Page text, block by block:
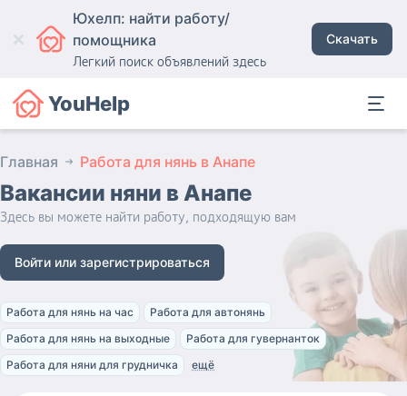
Юхелп: найти работу/
помощника
Легкий поиск объявлений здесь
Скачать
YouHelp
Главная Работа для нянь в Анапе
Вакансии няни в Анапе
Здесь вы можете найти работу, подходящую вам
Войти или зарегистрироваться
Работа для нянь на час
Работа для автонянь
Работа для нянь на выходные
Работа для гувернанток
Работа для няни для грудничка
ещё